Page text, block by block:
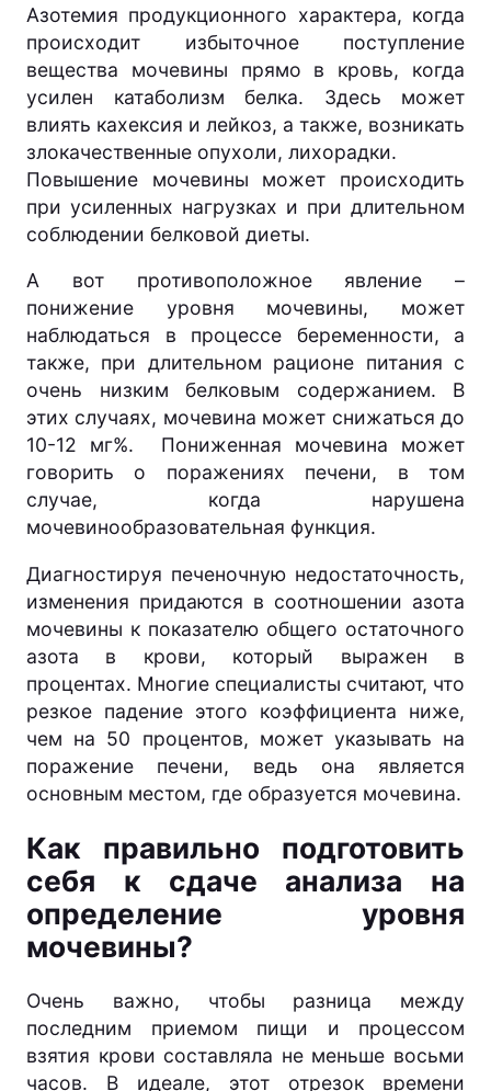
Азотемия продукционного характера, когда
происходит избыточное поступление
вещества мочевины прямо в кровь, когда
усилен катаболизм белка. Здесь может
влиять кахексия и лейкоз, а также, возникать
злокачественные опухоли, лихорадки.
Повышение мочевины может происходить
при усиленных нагрузках и при длительном
соблюдении белковой диеты.
А вот противоположное явление –
понижение уровня мочевины, может
наблюдаться в процессе беременности, а
также, при длительном рационе питания с
очень низким белковым содержанием. В
этих случаях, мочевина может снижаться до
10-12 мг%. Пониженная мочевина может
говорить о поражениях печени, в том
случае, когда нарушена
мочевинообразовательная функция.
Диагностируя печеночную недостаточность,
изменения придаются в соотношении азота
мочевины к показателю общего остаточного
азота в крови, который выражен в
процентах. Многие специалисты считают, что
резкое падение этого коэффициента ниже,
чем на 50 процентов, может указывать на
поражение печени, ведь она является
основным местом, где образуется мочевина.
Как правильно подготовить
себя к сдаче анализа на
определение уровня
мочевины?
Очень важно, чтобы разница между
последним приемом пищи и процессом
взятия крови составляла не меньше восьми
часов. В идеале, этот отрезок времени